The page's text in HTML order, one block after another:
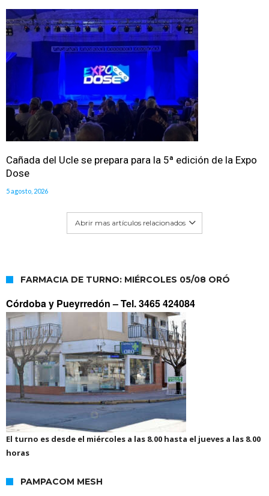
Cañada del Ucle se prepara para la 5ª edición de la Expo
Dose
5 agosto, 2026
Abrir mas artículos relacionados
FARMACIA DE TURNO: MIÉRCOLES 05/08 ORÓ
Córdoba y Pueyrredón –Tel. 3465 424084
El turno es desde el miércoles a las 8.00 hasta el jueves a las 8.00
horas
PAMPACOM MESH